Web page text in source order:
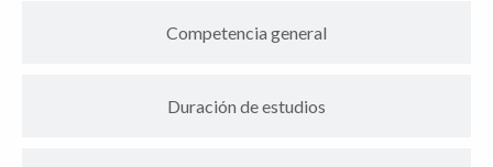
Competencia general
Duración de estudios